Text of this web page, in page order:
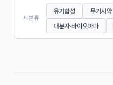
세분류
유기합성 무기시약
대분자·바이오파마